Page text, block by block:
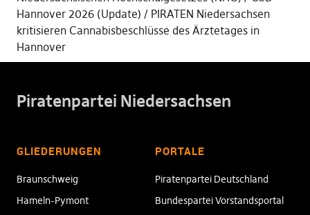
Hannover 2026 (Update)
PIRATEN Niedersachsen
kritisieren Cannabisbeschlüsse des Ärztetages in
Hannover
Piratenpartei Niedersachsen
GLIEDERUNGEN
Braunschweig
Hameln-Pymont
PORTALE
Piratenpartei Deutschland
Bundespartei Vorstandsportal